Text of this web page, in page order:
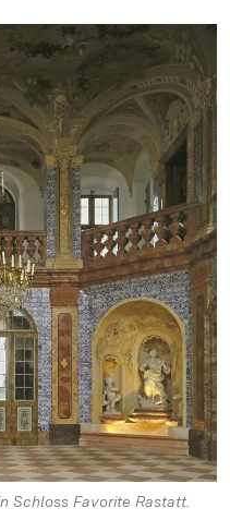
Schloss Favorite Rastatt.